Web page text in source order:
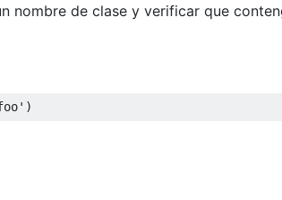
nombre de clase y verificar que
)